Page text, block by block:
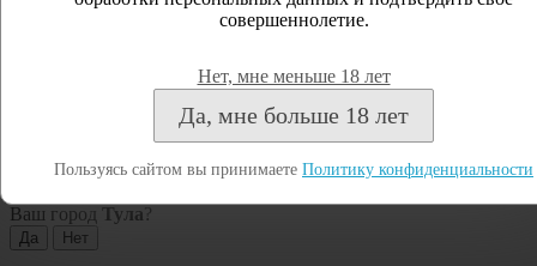
Посмотреть все результаты
Ваш город Тула ?
совершеннолетие.
Нет, мне меньше 18 лет
Да, мне больше 18 лет
Пользуясь сайтом вы принимаете Политику конфиденциальности